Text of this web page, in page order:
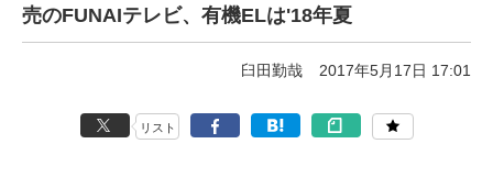
売のFUNAIテレビ、有機ELは'18年夏
臼田勤哉 2017年5月17日 17:01
リスト